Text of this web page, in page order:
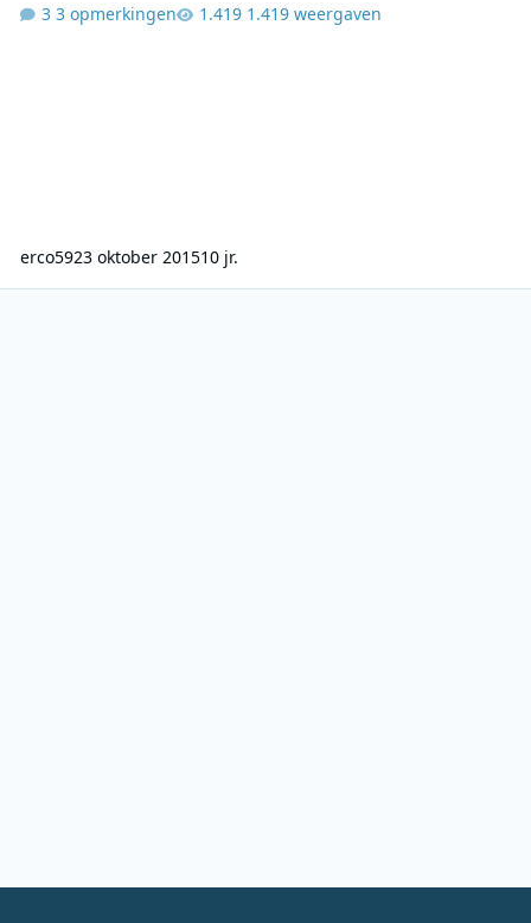
3 opmerkingen
1.419 weergaven
erco5923 oktober 201510 jr.